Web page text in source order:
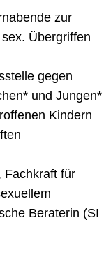
zur
Übergriffen
gegen
und Jungen*
Kindern
Fachkraft für
Beraterin (SI